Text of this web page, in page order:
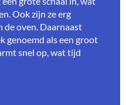
Ook zijn ze erg
de oven. Daarnaast
genoemd als een groot
snel op, wat tijd